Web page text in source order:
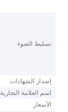
تسليط الضوء
إصدار الشهادات
اسم العلامة التجارية
الأسعار